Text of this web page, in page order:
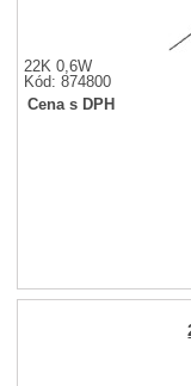
22K 0,6W
Kód: 874800
Cena s DPH